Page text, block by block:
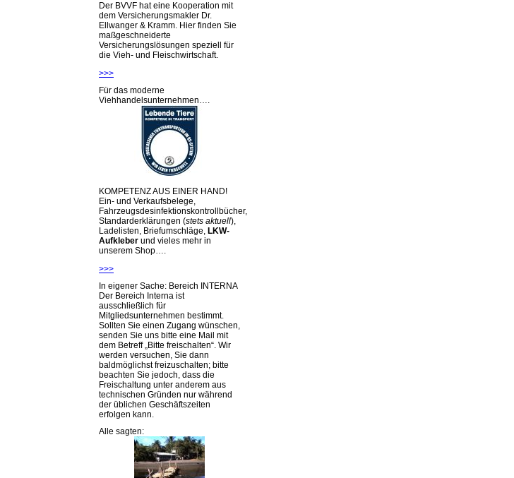
Der BVVF hat eine Kooperation mit
dem Versicherungsmakler Dr.
Ellwanger & Kramm. Hier finden Sie
maßgeschneiderte
Versicherungslösungen speziell für
die Vieh- und Fleischwirtschaft.
>>>
Für das moderne
Viehhandelsunternehmen….
KOMPETENZ AUS EINER HAND!
Ein- und Verkaufsbelege,
Fahrzeugsdesinfektionskontrollbücher,
Standarderklärungen (stets aktuell),
Ladelisten, Briefumschläge, LKW-
Aufkleber und vieles mehr in
unserem Shop….
>>>
In eigener Sache: Bereich INTERNA
Der Bereich Interna ist
ausschließlich für
Mitgliedsunternehmen bestimmt.
Sollten Sie einen Zugang wünschen,
senden Sie uns bitte eine Mail mit
dem Betreff „Bitte freischalten“. Wir
werden versuchen, Sie dann
baldmöglichst freizuschalten; bitte
beachten Sie jedoch, dass die
Freischaltung unter anderem aus
technischen Gründen nur während
der üblichen Geschäftszeiten
erfolgen kann.
Alle sagten: